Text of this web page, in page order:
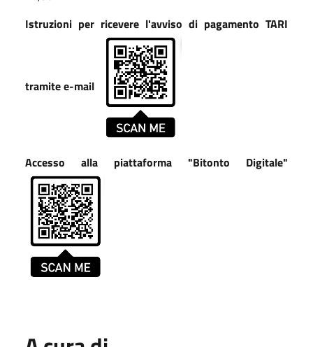
Istruzioni per ricevere l'avviso di pagamento TARI
tramite e-mail
Accesso alla piattaforma "Bitonto Digitale"